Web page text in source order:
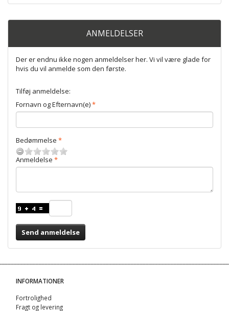
ANMELDELSER
Der er endnu ikke nogen anmeldelser her. Vi vil være glade for
hvis du vil anmelde som den første.
Tilføj anmeldelse:
Fornavn og Efternavn(e)
Bedømmelse
Anmeldelse
Send anmeldelse
INFORMATIONER
Fortrolighed
Fragt og levering